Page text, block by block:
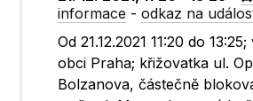
informace -odkaz na
Od 21.12.2021 11:20 do
obci Praha; křižovatka ul.
Bolzanova, částečně